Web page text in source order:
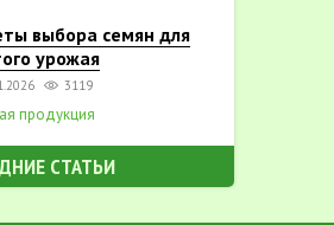
выбора семян для
урожая
3119
продукция
СТАТЬИ